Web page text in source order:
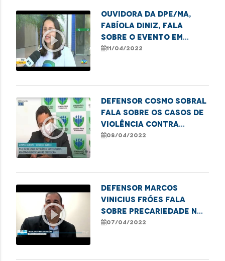
play_circle_outline
Ouvidora da DPE/MA,
Fabíola Diniz, fala
sobre o evento em
comemoração aos 10
11/04/2022
play_circle_outline
Defensor Cosmo Sobral
fala sobre os casos de
violência contra
idosos em São Luís.
08/04/2022
play_circle_outline
Defensor Marcos
Vinicius Fróes fala
sobre precariedade no
sistema de transporte
07/04/2022